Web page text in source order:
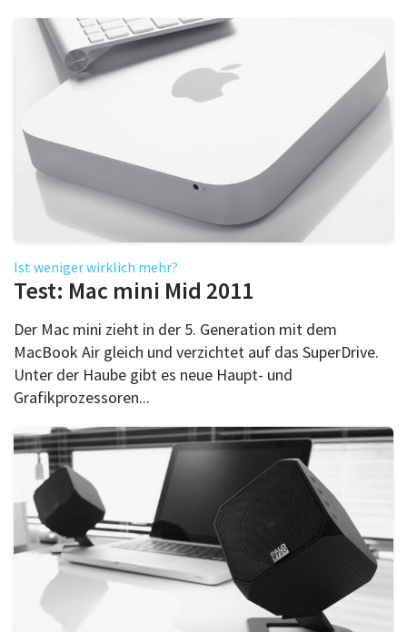
Ist weniger wirklich mehr?
Test: Mac mini Mid 2011
Der Mac mini zieht in der 5. Generation mit dem
MacBook Air gleich und verzichtet auf das SuperDrive.
Unter der Haube gibt es neue Haupt- und
Grafikprozessoren...